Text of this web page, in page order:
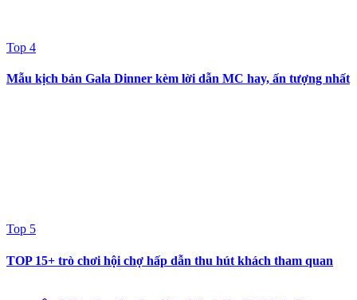
Top 4
Mẫu kịch bản Gala Dinner kèm lời dẫn MC hay, ấn tượng nhất
Top 5
TOP 15+ trò chơi hội chợ hấp dẫn thu hút khách tham quan